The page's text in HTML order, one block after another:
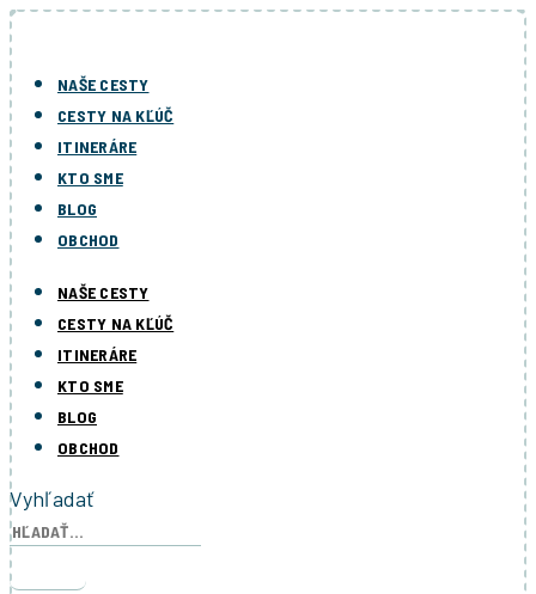
Preskočiť
na
obsahNAŠE CESTY
CESTY NA KĽÚČ
ITINERÁRE
KTO SME
BLOG
OBCHOD
NAŠE CESTY
CESTY NA KĽÚČ
ITINERÁRE
KTO SME
BLOG
OBCHOD
Vyhľadať